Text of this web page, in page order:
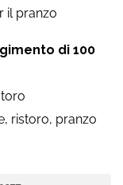
il pranzo
di 100
ristoro, pranzo